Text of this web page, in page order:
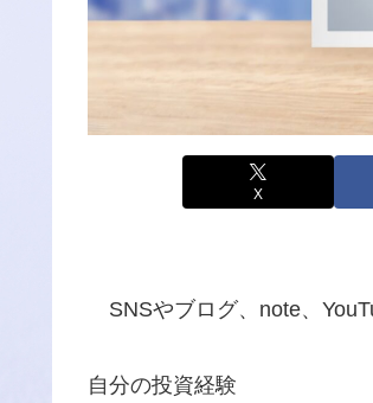
X
SNSやブログ、note、
自分の投資経験